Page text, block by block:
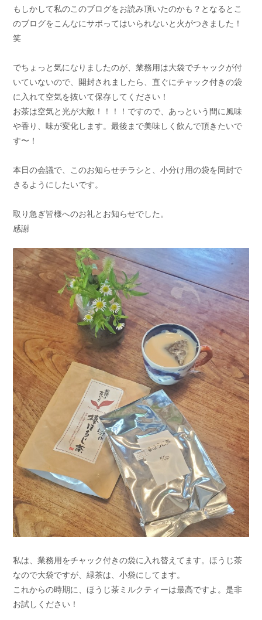
もしかして私のこのブログをお読み頂いたのかも？となるとこ
のブログをこんなにサボってはいられないと火がつきました！
笑
でちょっと気になりましたのが、業務用は大袋でチャックが付
いていないので、開封されましたら、直ぐにチャック付きの袋
に入れて空気を抜いて保存してください！
お茶は空気と光が大敵！！！！ですので、あっという間に風味
や香り、味が変化します。最後まで美味しく飲んで頂きたいで
す〜！
本日の会議で、このお知らせチラシと、小分け用の袋を同封で
きるようにしたいです。
取り急ぎ皆様へのお礼とお知らせでした。
感謝
私は、業務用をチャック付きの袋に入れ替えてます。ほうじ茶
なので大袋ですが、緑茶は、小袋にしてます。
これからの時期に、ほうじ茶ミルクティーは最高ですよ。是非
お試しください！